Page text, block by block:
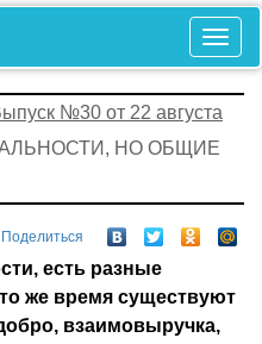
№30 от 22 августа
НО ОБЩИЕ
Поделиться
есть разные
же время существуют
взаимовыручка,